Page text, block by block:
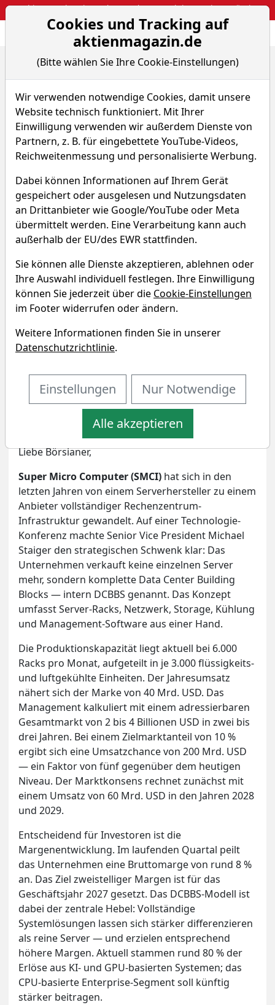
Webinar: So kassierst du trotzdem attraktive Optionsprämien
Aktien- und
Nachrichten
Aktien on Fire
Super Micro greift nach einem 200-Mrd.-USD-Markt. ...
Aktien on Fire
Super Micro greift nach einem
200-Mrd.-USD-Markt. Kursziel
mit rund 40 % Potenzial.
Von S. Bank – Aktualisiert am 23.06.26 10:10
Artikel drucken
Eigenpositionen
Liebe Börsianer,
Super Micro Computer (SMCI) hat sich in den
letzten Jahren von einem Serverhersteller zu einem
Anbieter vollständiger Rechenzentrum-
Infrastruktur gewandelt. Auf einer Technologie-
Konferenz machte Senior Vice President Michael
Staiger den strategischen Schwenk klar: Das
Unternehmen verkauft keine einzelnen Server
mehr, sondern komplette Data Center Building
Blocks — intern DCBBS genannt. Das Konzept
umfasst Server-Racks, Netzwerk, Storage, Kühlung
und Management-Software aus einer Hand.
Die Produktionskapazität liegt aktuell bei 6.000
Racks pro Monat, aufgeteilt in je 3.000 flüssigkeits-
und luftgekühlte Einheiten. Der Jahresumsatz
nähert sich der Marke von 40 Mrd. USD. Das
Management kalkuliert mit einem adressierbaren
Gesamtmarkt von 2 bis 4 Billionen USD in zwei bis
drei Jahren. Bei einem Zielmarktanteil von 10 %
ergibt sich eine Umsatzchance von 200 Mrd. USD
— ein Faktor von fünf gegenüber dem heutigen
Niveau. Der Marktkonsens rechnet zunächst mit
einem Umsatz von 60 Mrd. USD in den Jahren 2028
und 2029.
Entscheidend für Investoren ist die
Margenentwicklung. Im laufenden Quartal peilt
das Unternehmen eine Bruttomarge von rund 8 %
an. Das Ziel zweistelliger Margen ist für das
Geschäftsjahr 2027 gesetzt. Das DCBBS-Modell ist
dabei der zentrale Hebel: Vollständige
Systemlösungen lassen sich stärker differenzieren
als reine Server — und erzielen entsprechend
höhere Margen. Aktuell stammen rund 80 % der
Erlöse aus KI- und GPU-basierten Systemen; das
CPU-basierte Enterprise-Segment soll künftig
stärker beitragen.
Cookies und Tracking auf
aktienmagazin.de
(Bitte wählen Sie Ihre Cookie-Einstellungen)
Wir verwenden notwendige Cookies, damit unsere
Website technisch funktioniert. Mit Ihrer
Einwilligung verwenden wir außerdem Dienste von
Partnern, z. B. für eingebettete YouTube-Videos,
Reichweitenmessung und personalisierte Werbung.
Dabei können Informationen auf Ihrem Gerät
gespeichert oder ausgelesen und Nutzungsdaten
an Drittanbieter wie Google/YouTube oder Meta
übermittelt werden. Eine Verarbeitung kann auch
außerhalb der EU/des EWR stattfinden.
Sie können alle Dienste akzeptieren, ablehnen oder
Ihre Auswahl individuell festlegen. Ihre Einwilligung
können Sie jederzeit über die Cookie-Einstellungen
im Footer widerrufen oder ändern.
Weitere Informationen finden Sie in unserer
Datenschutzrichtlinie.
Einstellungen Nur Notwendige
Alle akzeptieren